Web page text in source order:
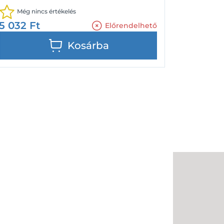
Még nincs értékelés
032 Ft Előrendelhető
Kosárba